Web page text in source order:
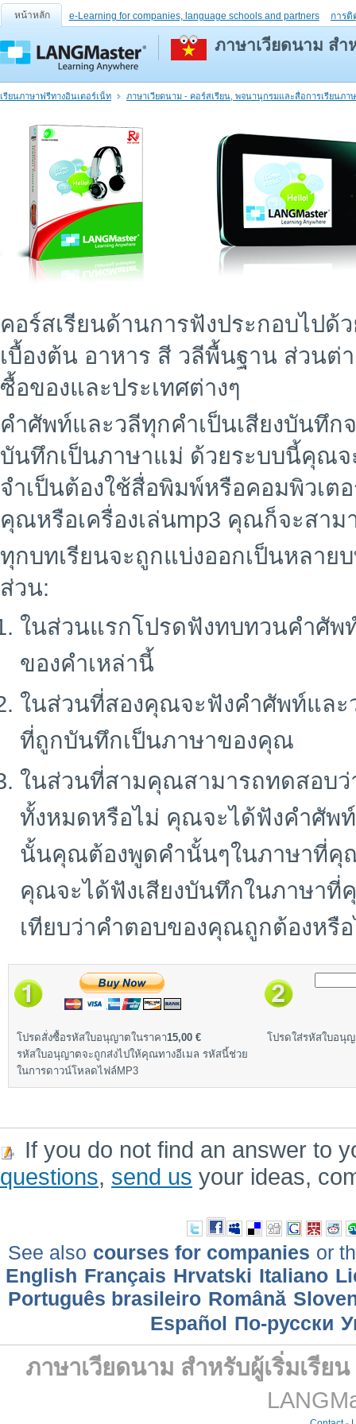
หน้าหลัก e-Learning for companies, language schools and partners การติ
ภาษาเวียดนาม สำ
เรียนภาษาฟรีทางอินเตอร์เน็ท ภาษาเวียดนาม - คอร์สเรียน, พจนานุกรมและสื่อการเรียนภา
คอร์สเรียนด้านการฟังประกอบไปด้
เบื้องต้น อาหาร สี วลีพื้นฐาน ส่วนต่
ซื้อของและประเทศต่างๆ
คำศัพท์และวลีทุกคำเป็นเสียงบันทึก
บันทึกเป็นภาษาแม่ ด้วยระบบนี้คุณจ
จำเป็นต้องใช้สื่อพิมพ์หรือคอมพิวเตอ
คุณหรือเครื่องเล่นmp3 คุณก็จะสาม
ทุกบทเรียนจะถูกแบ่งออกเป็นหลาย
ส่วน:
ในส่วนแรกโปรดฟังทบทวนคำศัพ
ของคำเหล่านี้
ในส่วนที่สองคุณจะฟังคำศัพท์และ
ที่ถูกบันทึกเป็นภาษาของคุณ
ในส่วนที่สามคุณสามารถทดสอบ
ทั้งหมดหรือไม่ คุณจะได้ฟังคำศัพ
นั้นคุณต้องพูดคำนั้นๆในภาษาที่คุ
คุณจะได้ฟังเสียงบันทึกในภาษา
เทียบว่าคำตอบของคุณถูกต้องหรื
โปรดสั่งซื้อรหัสใบอนุญาตในราคา15,00 €
รหัสใบอนุญาตจะถูกส่งไปให้คุณทางอีเมล รหัสนี้ช่วย
ในการดาวน์โหลดไฟล์MP3
โปรดใส่รหัสใบอนุ
If you do not find an answer to
questions, send us your ideas,
See also courses for companies or
English Français Hrvatski Italiano
Português brasileiro Română
Еspañol По-русски
ภาษาเวียดนาม สำหรับผู้เริ่มเรีย